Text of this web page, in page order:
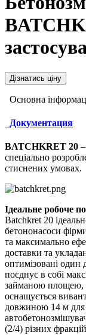
Дізнатись ціну
Основна
Документация
BATCHKRET 20
спеціально
стиснених умовах.
Ідеальне робоче
Batchkret 20
бетононасоси
та максимально
доставки та
оптимізовані один
поєднує в собі
займаною площею,
оснащується
довжиною 14 м для
(2/4) різних